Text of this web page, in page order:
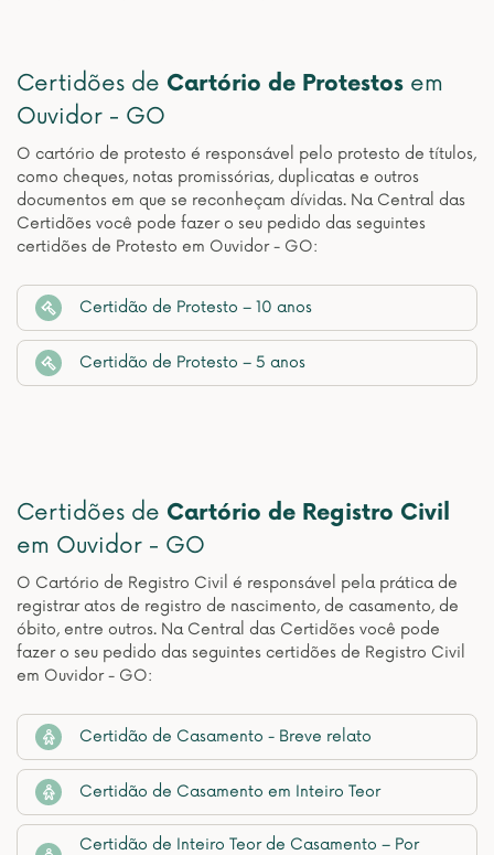
Certidões de Cartório de Protestos em
Ouvidor - GO
O cartório de protesto é responsável pelo protesto de títulos,
como cheques, notas promissórias, duplicatas e outros
documentos em que se reconheçam dívidas. Na Central das
Certidões você pode fazer o seu pedido das seguintes
certidões de Protesto em Ouvidor - GO:
Certidão de Protesto – 10 anos
Certidão de Protesto – 5 anos
Certidões de Cartório de Registro Civil
em Ouvidor - GO
O Cartório de Registro Civil é responsável pela prática de
registrar atos de registro de nascimento, de casamento, de
óbito, entre outros. Na Central das Certidões você pode
fazer o seu pedido das seguintes certidões de Registro Civil
em Ouvidor - GO:
Certidão de Casamento - Breve relato
Certidão de Casamento em Inteiro Teor
Certidão de Inteiro Teor de Casamento – Por